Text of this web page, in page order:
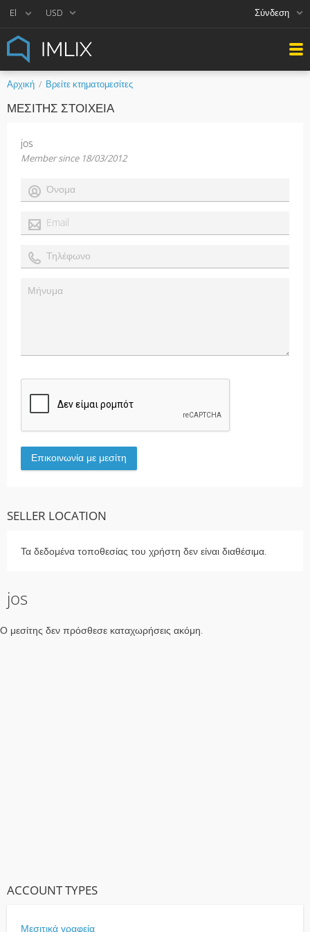
USD Σύνδεση
Αρχική Βρείτε κτηματομεσίτες
ΜΕΣΊΤΗΣ ΣΤΟΙΧΕΊΑ
jos
Member since 18/03/2012
SELLER LOCATION
Τα δεδομένα τοποθεσίας του χρήστη δεν είναι διαθέσιμα.
jos
Ο μεσίτης δεν πρόσθεσε καταχωρήσεις ακόμη.
ACCOUNT TYPES
Μεσιτικά γραφεία